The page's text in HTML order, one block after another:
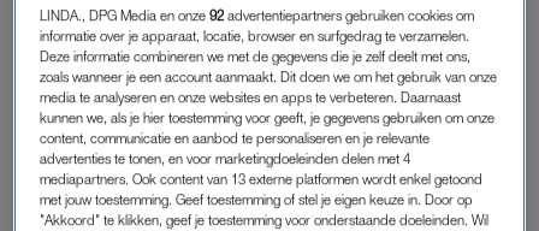
AVONTUUR
In de documentaire vanVideoland zien we onder meer hoe
Kim samen met haar vriend een huis heeft gekocht en hoe
haar carrière als fotograaf zich ontwikkelt. Het feit dat ze niet
natuurlijk zwanger kan worden, komt ook aan bod. Kijkers
leven behoorlijk mee met Kim, waar ze hen via Instagram voor
bedankt.
LINDA., DPG Media en onze92 advertentiepartners gebruiken cookies om
informatie over je apparaat, locatie, browser en surfgedrag te verzamelen.
Deze informatie combineren we met de gegevens die je zelf deelt met ons,
zoals wanneer je een account aanmaakt. Dit doen we om het gebruik van onze
media te analyseren en onze websites en apps te verbeteren. Daarnaast
kunnen we, als je hier toestemming voor geeft, je gegevens gebruiken om onze
content, communicatie en aanbod te personaliseren en je relevante
advertenties te tonen, en voor marketingdoeleinden delen met 4
mediapartners. Ook content van 13 externe platformen wordt enkel getoond
met jouw toestemming. Geef toestemming of stel je eigen keuze in. Door op
"Akkoord" te klikken, geef je toestemming voor onderstaande doeleinden. Wil